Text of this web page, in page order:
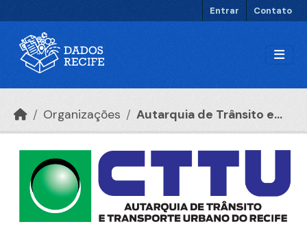
Entrar Contato
Organizações Autarquia de Trânsito e...